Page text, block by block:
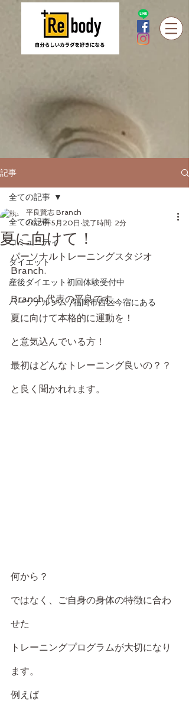
記事
全ての記事
コミュニティ
ダイエット
産後ダイエット初回体験受付中
パーソナルジム /福岡市西区今宿にある
全ての記事
夏に向けて！
平良賢志 Branch
2021年5月20日 読了時間: 2分
パーソナルトレーニングスタジオ
Branch.
Branch.代表の平良です。
夏に向けて本格的に運動を！
と意気込んでいる方！
最初はどんなトレーニング良いの？？
と良く聞かれれます。
何から？
ではなく、ご自身の身体の特徴に合わ
せた
トレーニングプログラムが大切になり
ます。
例えば